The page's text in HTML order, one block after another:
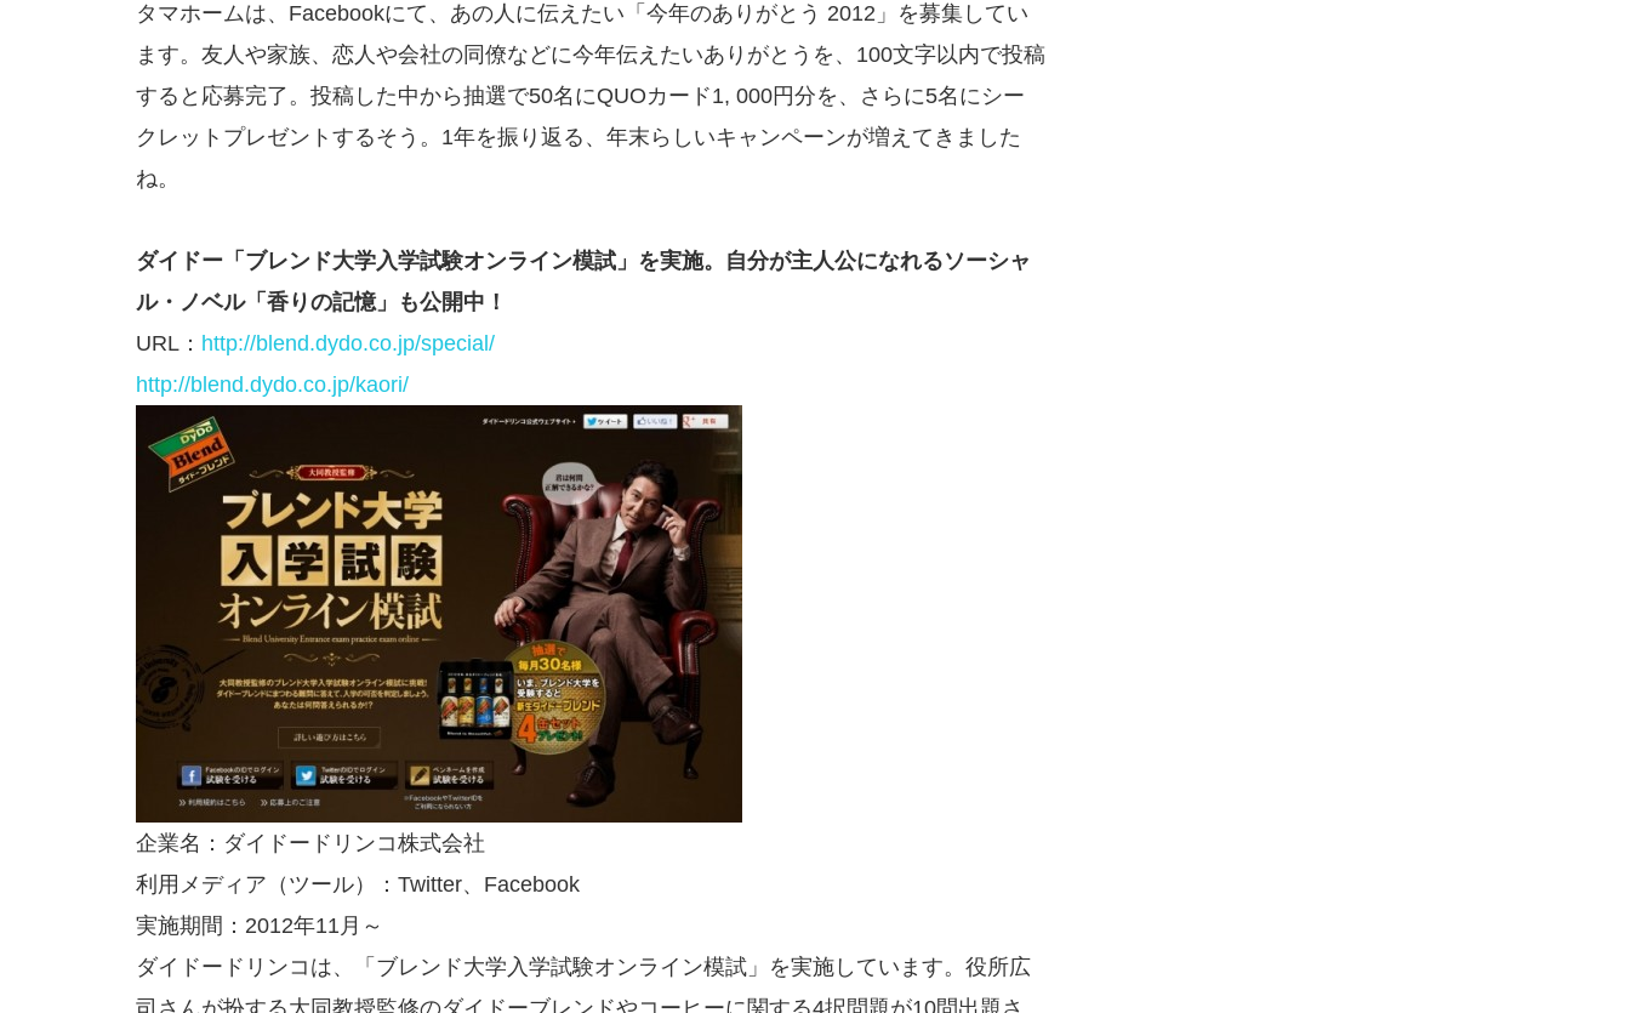
タマホームは、Facebookにて、あの人に伝えたい「今年のありがとう 2012」を募集してい
ます。友人や家族、恋人や会社の同僚などに今年伝えたいありがとうを、100文字以内で投稿
すると応募完了。投稿した中から抽選で50名にQUOカード1, 000円分を、さらに5名にシー
クレットプレゼントするそう。1年を振り返る、年末らしいキャンペーンが増えてきました
ね。
ダイドー「ブレンド大学入学試験オンライン模試」を実施。自分が主人公になれるソーシャ
ル・ノベル「香りの記憶」も公開中！
URL： http://blend.dydo.co.jp/special/
http://blend.dydo.co.jp/kaori/
企業名：ダイドードリンコ株式会社
利用メディア（ツール）：Twitter、Facebook
実施期間：2012年11月～
ダイドードリンコは、「ブレンド大学入学試験オンライン模試」を実施しています。役所広
司さんが扮する大同教授監修のダイドーブレンドやコーヒーに関する4択問題が10問出題さ